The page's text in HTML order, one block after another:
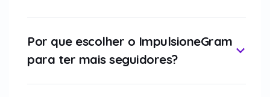
Por que escolher o ImpulsioneGram
para ter mais seguidores?